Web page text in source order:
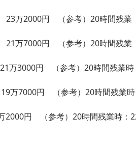
万2000円 （参考）20時間残業
万7000円 （参考）20時間残業
円 （参考）20時間残業時
万7000円 （参考）20時間残業
2000円 （参考）20時間残業時：